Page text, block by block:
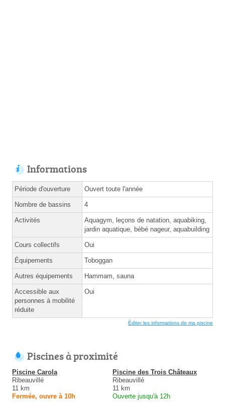
Informations
Période d'ouverture Ouvert toute l'année
Nombre de bassins 4
Activités
Aquagym, leçons de natation, aquabiking,
jardin aquatique, bébé nageur, aquabuilding
Cours collectifs Oui
Équipements Toboggan
Autres équipements Hammam, sauna
Accessible aux
personnes à mobilité
réduite
Oui
Éditer les informations de ma piscine
Piscines à proximité
Piscine Carola
Ribeauvillé
11 km
Fermée, ouvre à 10h
Piscine des Trois Châteaux
Ribeauvillé
11 km
Ouverte jusqu'à 12h